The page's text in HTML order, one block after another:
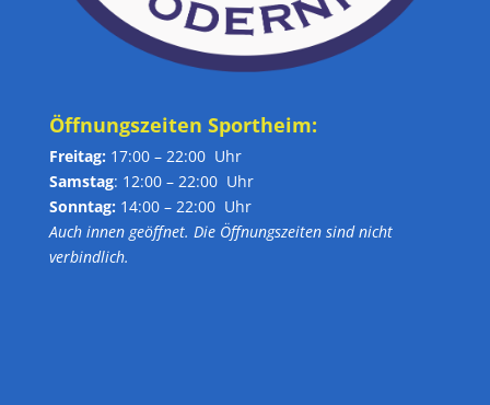
Öffnungszeiten Sportheim:
Freitag: 17:00 – 22:00 Uhr
Samstag: 12:00 – 22:00 Uhr
Sonntag: 14:00 – 22:00 Uhr
Auch innen geöffnet. Die Öffnungszeiten sind nicht
verbindlich.